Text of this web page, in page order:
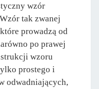
wzór
tak zwanej
prowadzą od
po prawej
wzoru
prostego i
odwadniających,